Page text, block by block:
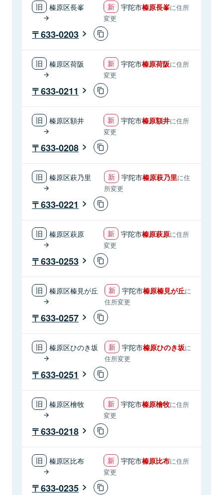
榛原区長峯 宇陀市榛原長峯に住所
変更
633-0203
榛原区荷阪 宇陀市榛原荷阪に住所
変更
633-0211
榛原区額井 宇陀市榛原額井に住所
変更
633-0208
榛原区萩乃里 宇陀市榛原萩乃里に住
所変更
633-0221
榛原区萩原 宇陀市榛原萩原に住所
変更
633-0253
榛原区榛見が丘 宇陀市榛原榛見が丘に
住所変更
633-0257
榛原区ひのき坂 宇陀市榛原ひのき坂に
住所変更
633-0251
榛原区檜牧 宇陀市榛原檜牧に住所
変更
633-0218
榛原区比布 宇陀市榛原比布に住所
変更
633-0235